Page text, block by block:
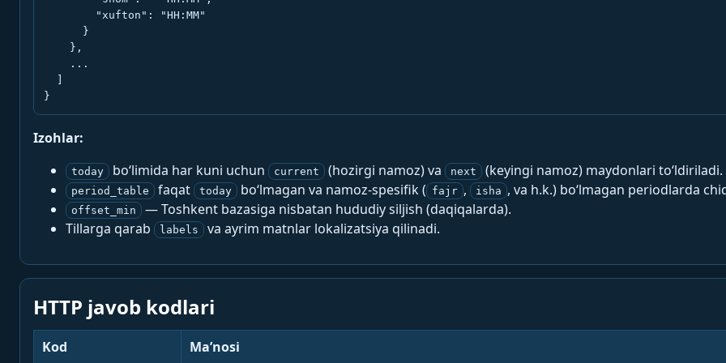
        "xufton": "HH:MM"
      }
    },
    ...
}
Izohlar:
today bo‘limida har kuni uchun current (hozirgi namoz) va next (keyingi namoz) maydonlari to‘ldiriladi.
period_table faqat today bo‘lmagan va namoz-spesifik ( fajr , isha , va h.k.) bo‘lmagan periodlarda
offset_min
— Toshkent bazasiga nisbatan hududiy siljish (daqiqalarda).
Tillarga qarab
labels va ayrim matnlar lokalizatsiya qilinadi.
HTTP javob kodlari
Kod Ma’nosi